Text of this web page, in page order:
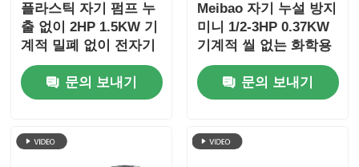
플라스틱 자기 펌프 누
출 없이 2HP 1.5KW 기
계적 밀폐 없이 전자기
펌프
문의 보내기
Meibao 자기 누설 방지
미니 1/2-3HP 0.37KW
기계적 씰 없는 화학용
펌프
문의 보내기